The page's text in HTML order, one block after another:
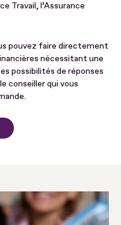
Travail, l’Assurance
pouvez faire directement
nécessitant une
possibilités de réponses
conseiller qui vous